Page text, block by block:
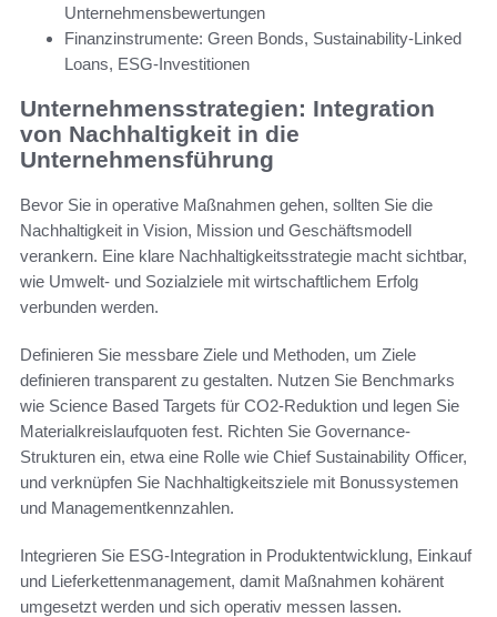
Unternehmensbewertungen
Finanzinstrumente: Green Bonds, Sustainability-Linked
Loans, ESG-Investitionen
Unternehmensstrategien: Integration
von Nachhaltigkeit in die
Unternehmensführung
Bevor Sie in operative Maßnahmen gehen, sollten Sie die
Nachhaltigkeit in Vision, Mission und Geschäftsmodell
verankern. Eine klare Nachhaltigkeitsstrategie macht sichtbar,
wie Umwelt- und Sozialziele mit wirtschaftlichem Erfolg
verbunden werden.
Definieren Sie messbare Ziele und Methoden, um Ziele
definieren transparent zu gestalten. Nutzen Sie Benchmarks
wie Science Based Targets für CO2-Reduktion und legen Sie
Materialkreislaufquoten fest. Richten Sie Governance-
Strukturen ein, etwa eine Rolle wie Chief Sustainability Officer,
und verknüpfen Sie Nachhaltigkeitsziele mit Bonussystemen
und Managementkennzahlen.
Integrieren Sie ESG-Integration in Produktentwicklung, Einkauf
und Lieferkettenmanagement, damit Maßnahmen kohärent
umgesetzt werden und sich operativ messen lassen.